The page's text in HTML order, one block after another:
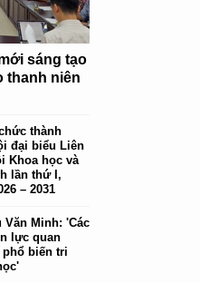
sáng tạo
thanh niên
thành
đại biểu Liên
Khoa học và
lần thứ I,
– 2031
Văn Minh: 'Các
lực quan
biến tri